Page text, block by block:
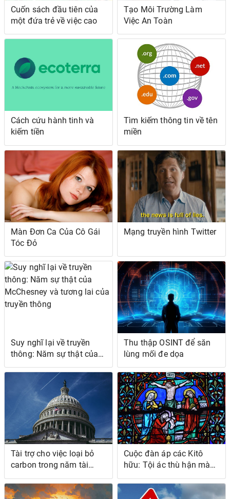
Cuốn sách đầu tiên của
một đứa trẻ về việc cao
Tạo Môi Trường Làm
Việc An Toàn
Cách cứu hành tinh và
kiếm tiền
Tìm kiếm thông tin về tên
miền
Màn Đơn Ca Của Cô Gái
Tóc Đỏ
Mạng truyền hình Twitter
Suy nghĩ lại về truyền
thông: Năm sự thật của
McChesney và tương lai
của truyền thông
Thu thập OSINT để săn
lùng mối đe dọa
Tài trợ cho việc loại bỏ
carbon trong năm tài
chính 24
Cuộc đàn áp các Kitô
hữu: Tội ác thù hận mà
chúng ta không nói đến